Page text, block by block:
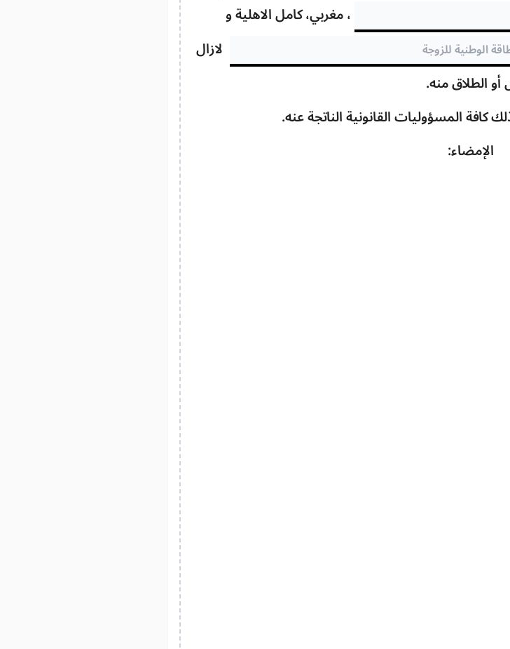
، مغربي، كامل الاهلية و
لازال
الطلاق منه.
كافة المسؤوليات القانونية الناتجة عنه.
الإمضاء: